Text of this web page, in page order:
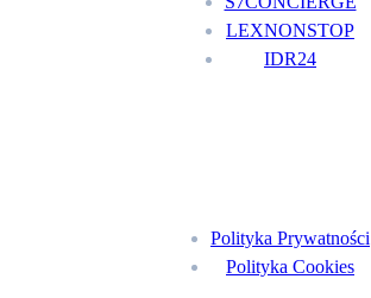
LEXNONSTOP
IDR24
Polityka Prywatności
Polityka Cookies